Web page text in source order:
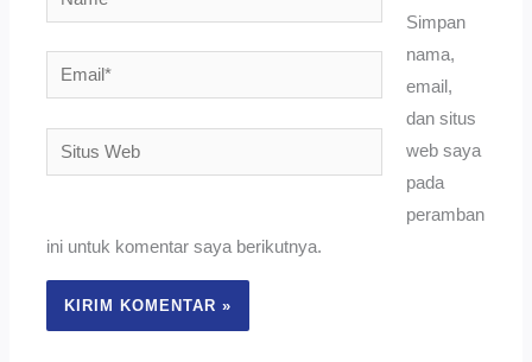
Email*
Situs
Web
Simpan
nama,
email,
dan situs
web saya
pada
peramban
ini untuk komentar saya berikutnya.